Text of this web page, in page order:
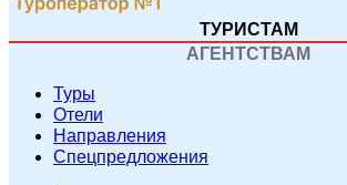
ТУРИСТАМ
АГЕНТСТВАМ
Туры
Отели
Направления
Спецпредложения